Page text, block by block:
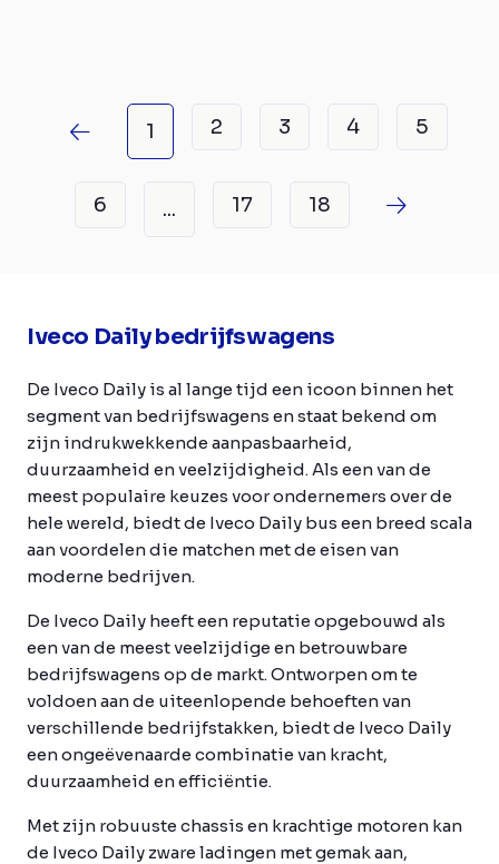
1 2 3 4 5
6 ... 17 18
Iveco Daily bedrijfswagens
De Iveco Daily is al lange tijd een icoon binnen het
segment van bedrijfswagens en staat bekend om
zijn indrukwekkende aanpasbaarheid,
duurzaamheid en veelzijdigheid. Als een van de
meest populaire keuzes voor ondernemers over de
hele wereld, biedt de Iveco Daily bus een breed scala
aan voordelen die matchen met de eisen van
moderne bedrijven.
De Iveco Daily heeft een reputatie opgebouwd als
een van de meest veelzijdige en betrouwbare
bedrijfswagens op de markt. Ontworpen om te
voldoen aan de uiteenlopende behoeften van
verschillende bedrijfstakken, biedt de Iveco Daily
een ongeëvenaarde combinatie van kracht,
duurzaamheid en efficiëntie.
Met zijn robuuste chassis en krachtige motoren kan
de Iveco Daily zware ladingen met gemak aan,